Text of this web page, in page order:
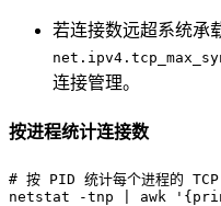
若连接数远超系统承
连接管理。
按进程统计连接数
# 按 PID 统计每个进程的
netstat -tnp | awk